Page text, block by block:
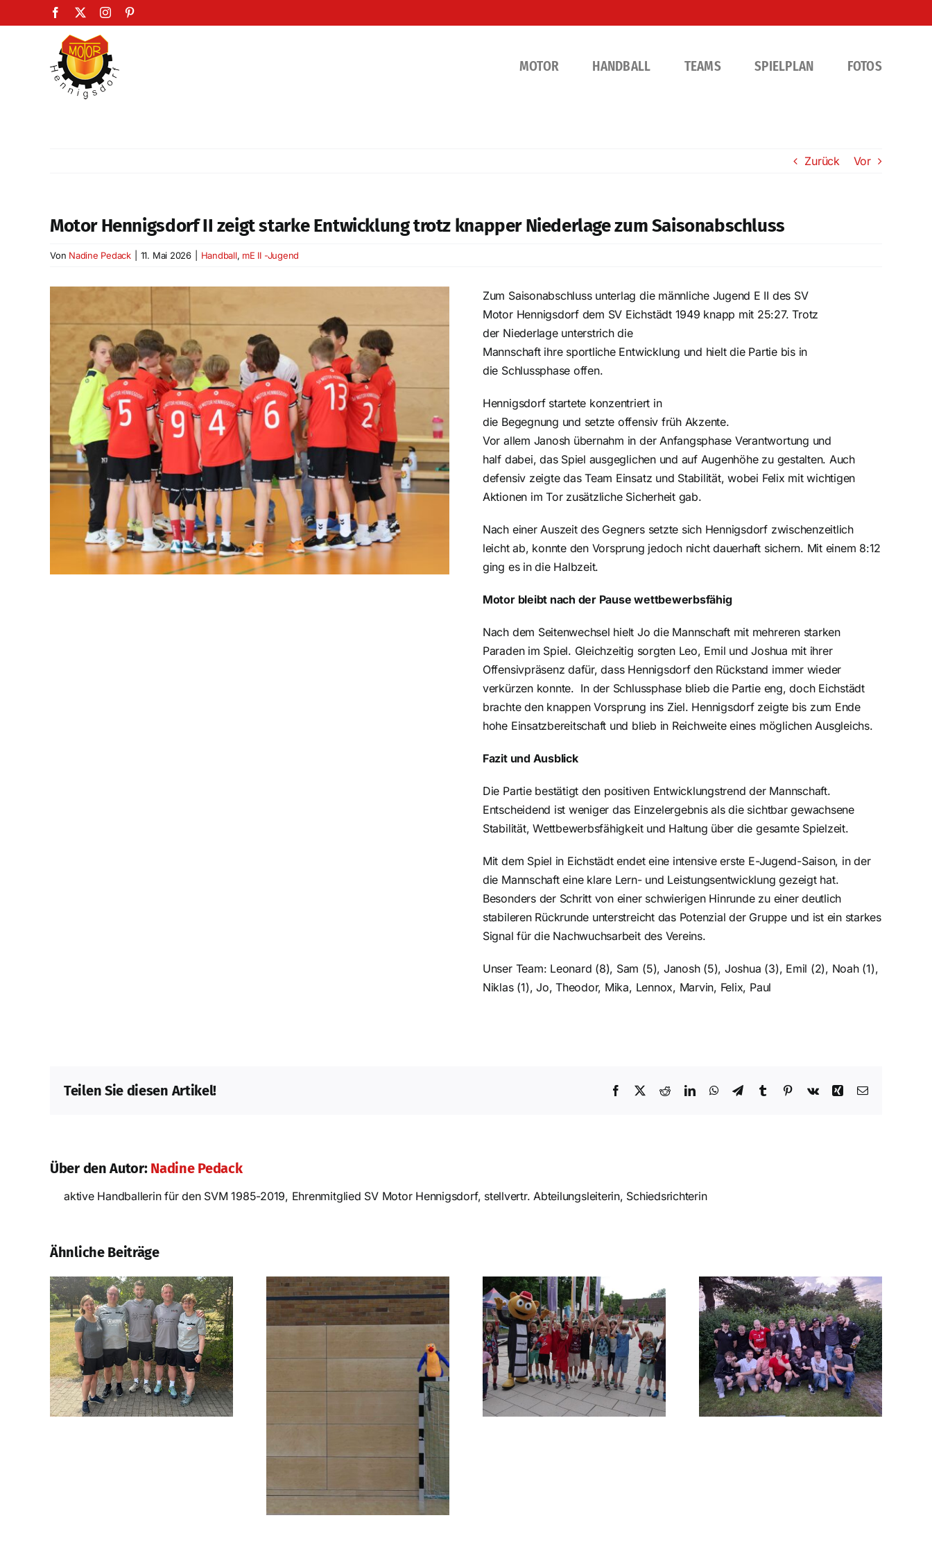
Inhalt
Facebook
X Instagram
MOTOR HANDBALL TEAMS SPIELPLAN FOTOS
Zurück Vor
Motor Hennigsdorf II zeigt starke Entwicklung trotz knapper Niederlage zum Saisonabschluss
Von Nadine Pedack 11. Mai 2026 Handball, mE II -Jugend
Zum Saisonabschluss unterlag die männliche Jugend E II des SV
Motor Hennigsdorf dem SV Eichstädt 1949 knapp mit 25:27. Trotz
der Niederlage unterstrich die
Mannschaft ihre sportliche Entwicklung und hielt die Partie bis in
die Schlussphase offen.
Hennigsdorf startete konzentriert in
die Begegnung und setzte offensiv früh Akzente.
Vor allem Janosh übernahm in der Anfangsphase Verantwortung und
half dabei, das Spiel ausgeglichen und auf Augenhöhe zu gestalten. Auch
defensiv zeigte das Team Einsatz und Stabilität, wobei Felix mit wichtigen
Aktionen im Tor zusätzliche Sicherheit gab.
Nach einer Auszeit des Gegners setzte sich Hennigsdorf zwischenzeitlich
leicht ab, konnte den Vorsprung jedoch nicht dauerhaft sichern. Mit einem 8:12
ging es in die Halbzeit.
Motor bleibt nach der Pause wettbewerbsfähig
Nach dem Seitenwechsel hielt Jo die Mannschaft mit mehreren starken
Paraden im Spiel. Gleichzeitig sorgten Leo, Emil und Joshua mit ihrer
Offensivpräsenz dafür, dass Hennigsdorf den Rückstand immer wieder
verkürzen konnte. In der Schlussphase blieb die Partie eng, doch Eichstädt
brachte den knappen Vorsprung ins Ziel. Hennigsdorf zeigte bis zum Ende
hohe Einsatzbereitschaft und blieb in Reichweite eines möglichen Ausgleichs.
Fazit und Ausblick
Die Partie bestätigt den positiven Entwicklungstrend der Mannschaft.
Entscheidend ist weniger das Einzelergebnis als die sichtbar gewachsene
Stabilität, Wettbewerbsfähigkeit und Haltung über die gesamte Spielzeit.
Mit dem Spiel in Eichstädt endet eine intensive erste E-Jugend-Saison, in der
die Mannschaft eine klare Lern- und Leistungsentwicklung gezeigt hat.
Besonders der Schritt von einer schwierigen Hinrunde zu einer deutlich
stabileren Rückrunde unterstreicht das Potenzial der Gruppe und ist ein starkes
Signal für die Nachwuchsarbeit des Vereins.
Unser Team: Leonard (8), Sam (5), Janosh (5), Joshua (3), Emil (2), Noah (1),
Niklas (1), Jo, Theodor, Mika, Lennox, Marvin, Felix, Paul
Teilen Sie diesen Artikel! Facebook RedditLinkedInWhatsApp
TelegramTumblrPinterestVk Xing E-
Über den Autor: Nadine Pedack
aktive Handballerin für den SVM 1985-2019, Ehrenmitglied SV Motor Hennigsdorf, stellvertr. Abteilungsleiterin, Schiedsrichterin
Ähnliche Beiträge
Erfolgreiches
Einlaufkinder beim